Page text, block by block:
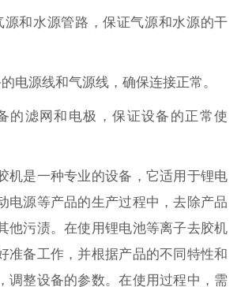
源和水源管路，保证气源和水源的干
电源线和气源线，确保连接正常。
的滤网和电极，保证设备的正常使
机是一种专业的设备，它适用于锂电
电源等产品的生产过程中，去除产品
他污渍。在使用锂电池等离子去胶机
准备工作，并根据产品的不同特性和
调整设备的参数。在使用过程中，需